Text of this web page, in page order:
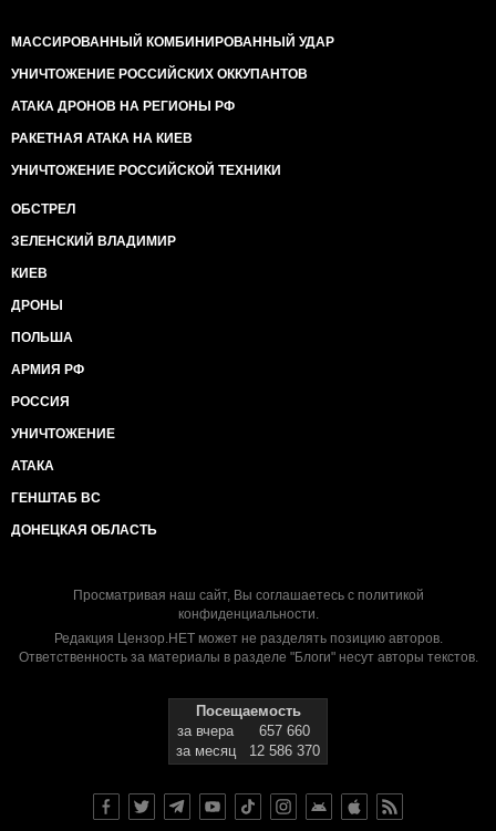
МАССИРОВАННЫЙ КОМБИНИРОВАННЫЙ УДАР
УНИЧТОЖЕНИЕ РОССИЙСКИХ ОККУПАНТОВ
АТАКА ДРОНОВ НА РЕГИОНЫ РФ
РАКЕТНАЯ АТАКА НА КИЕВ
УНИЧТОЖЕНИЕ РОССИЙСКОЙ ТЕХНИКИ
ОБСТРЕЛ
ЗЕЛЕНСКИЙ ВЛАДИМИР
КИЕВ
ДРОНЫ
ПОЛЬША
АРМИЯ РФ
РОССИЯ
УНИЧТОЖЕНИЕ
АТАКА
ГЕНШТАБ ВС
ДОНЕЦКАЯ ОБЛАСТЬ
Просматривая наш сайт, Вы соглашаетесь с политикой
конфиденциальности.
Редакция Цензор.НЕТ может не разделять позицию авторов.
Ответственность за материалы в разделе "Блоги" несут авторы текстов.
Посещаемость
за вчера
657 660
за месяц
12 586 370